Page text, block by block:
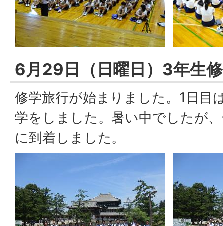
6月29日（日曜日）3年生
修学旅行が始まりました。1日目
学をしました。暑い中でしたが
に到着しました。